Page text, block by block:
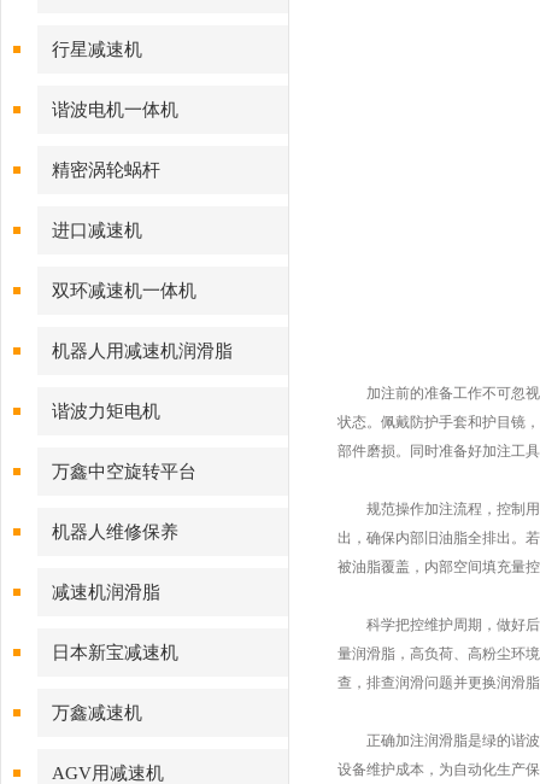
行星减速机
谐波电机一体机
精密涡轮蜗杆
进口减速机
双环减速机一体机
机器人用减速机润滑脂
谐波力矩电机
万鑫中空旋转平台
机器人维修保养
减速机润滑脂
日本新宝减速机
万鑫减速机
AGV用减速机
加注前的准备工作不可忽视
状态。佩戴防护手套和护目镜
部件磨损。同时准备好加注工
规范操作加注流程，控制用
出，确保内部旧油脂全排出。
被油脂覆盖，内部空间填充量
科学把控维护周期，做好后
量润滑脂，高负荷、高粉尘环
查，排查润滑问题并更换润滑
正确加注润滑脂是绿的谐波
设备维护成本，为自动化生产